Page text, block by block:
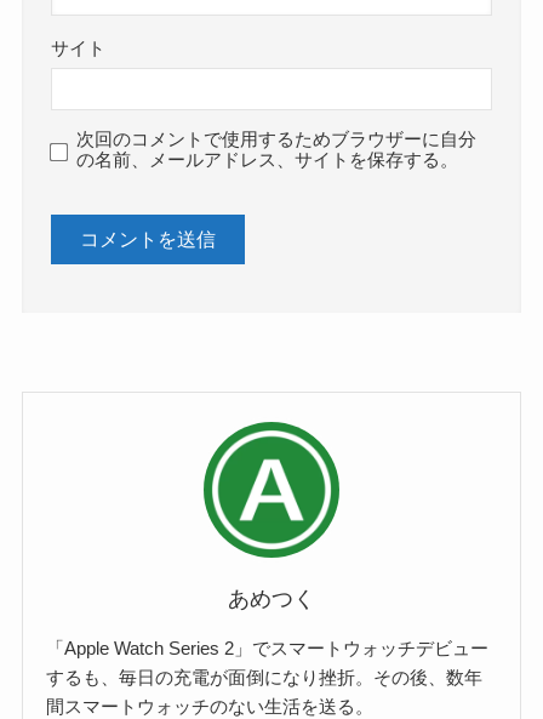
サイト
次回のコメントで使用するためブラウザーに自分
の名前、メールアドレス、サイトを保存する。
あめつく
「Apple Watch Series 2」でスマートウォッチデビュー
するも、毎日の充電が面倒になり挫折。その後、数年
間スマートウォッチのない生活を送る。